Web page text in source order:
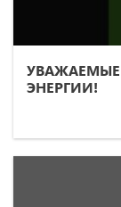
УВАЖАЕМЫЕ
ЭНЕРГИИ!